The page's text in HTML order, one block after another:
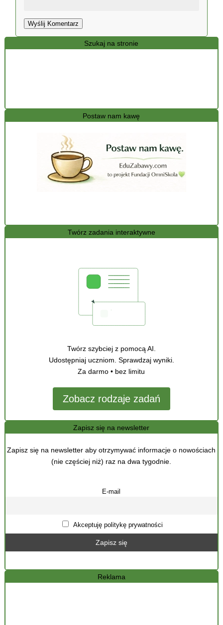
Szukaj na stronie
Postaw nam kawę
Twórz zadania interaktywne
Twórz szybciej z pomocą AI.
Udostępniaj uczniom. Sprawdzaj wyniki.
Za darmo • bez limitu
Zobacz rodzaje zadań
Zapisz się na newsletter
Zapisz się na newsletter aby otrzymywać informacje o nowościach
(nie częściej niż) raz na dwa tygodnie.
E-mail
Akceptuję politykę prywatności
Reklama
Wyślij Komentarz